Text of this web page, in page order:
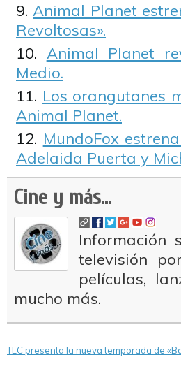
Animal Planet
Revoltosas».
Animal Planet
Medio.
Los orangutanes
Animal Planet.
MundoFox
Adelaida Puerta y
Cine y más...
Información
televisión
películas,
mucho más.
TLC presenta la nueva temporada de